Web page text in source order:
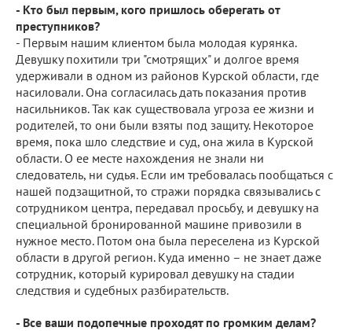
- Кто был первым, кого пришлось оберегать от
преступников?
- Первым нашим клиентом была молодая курянка.
Девушку похитили три "смотрящих" и долгое время
удерживали в одном из районов Курской области, где
насиловали. Она согласилась дать показания против
насильников. Так как существовала угроза ее жизни и
родителей, то они были взяты под защиту. Некоторое
время, пока шло следствие и суд, она жила в Курской
области. О ее месте нахождения не знали ни
следователь, ни судья. Если им требовалась пообщаться с
нашей подзащитной, то стражи порядка связывались с
сотрудником центра, передавал просьбу, и девушку на
специальной бронированной машине привозили в
нужное место. Потом она была переселена из Курской
области в другой регион. Куда именно – не знает даже
сотрудник, который курировал девушку на стадии
следствия и судебных разбирательств.
- Все ваши подопечные проходят по громким делам?